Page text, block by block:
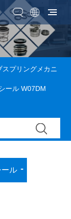
スプリングメカニ
ール W07DM
ル